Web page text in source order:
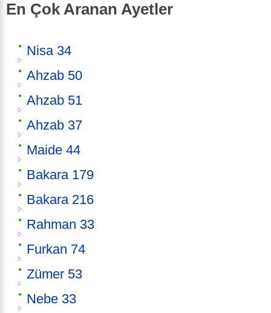
En Çok Aranan Ayetler
Nisa 34
Ahzab 50
Ahzab 51
Ahzab 37
Maide 44
Bakara 179
Bakara 216
Rahman 33
Furkan 74
Zümer 53
Nebe 33